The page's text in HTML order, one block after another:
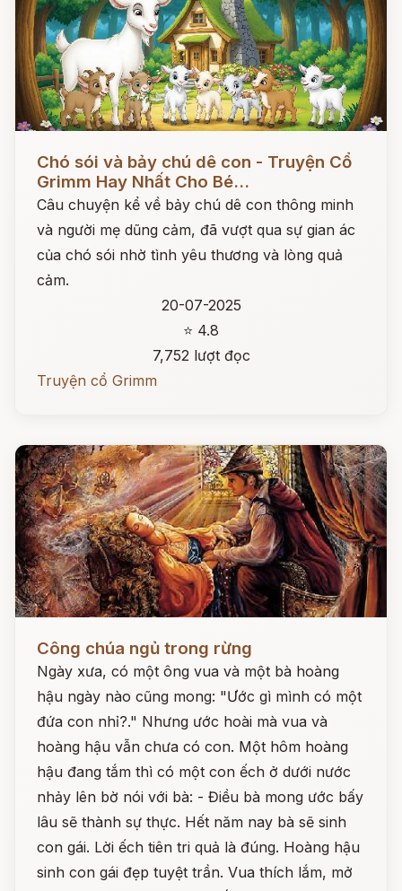
Chó sói và bảy chú dê con - Truyện Cổ
Grimm Hay Nhất Cho Bé...
Câu chuyện kể về bảy chú dê con thông minh
và người mẹ dũng cảm, đã vượt qua sự gian ác
của chó sói nhờ tình yêu thương và lòng quả
cảm.
20-07-2025
⭐ 4.8
7,752 lượt đọc
Truyện cổ Grimm
Công chúa ngủ trong rừng
Ngày xưa, có một ông vua và một bà hoàng
hậu ngày nào cũng mong: "Ước gì mình có một
đứa con nhỉ?." Nhưng ước hoài mà vua và
hoàng hậu vẫn chưa có con. Một hôm hoàng
hậu đang tắm thì có một con ếch ở dưới nước
nhảy lên bờ nói với bà: - Điều bà mong ước bấy
lâu sẽ thành sự thực. Hết năm nay bà sẽ sinh
con gái. Lời ếch tiên tri quả là đúng. Hoàng hậu
sinh con gái đẹp tuyệt trần. Vua thích lắm, mở